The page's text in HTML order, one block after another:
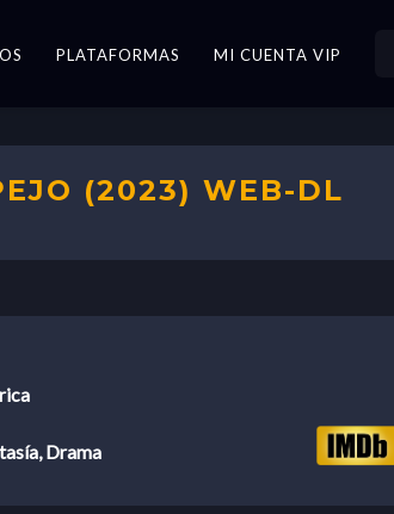
PLATAFORMAS MI CUENTA VIP
(2023) WEB-DL
Drama